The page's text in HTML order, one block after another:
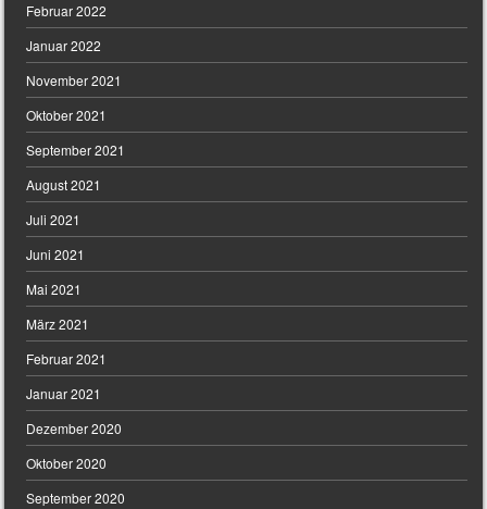
Februar 2022
Januar 2022
November 2021
Oktober 2021
September 2021
August 2021
Juli 2021
Juni 2021
Mai 2021
März 2021
Februar 2021
Januar 2021
Dezember 2020
Oktober 2020
September 2020